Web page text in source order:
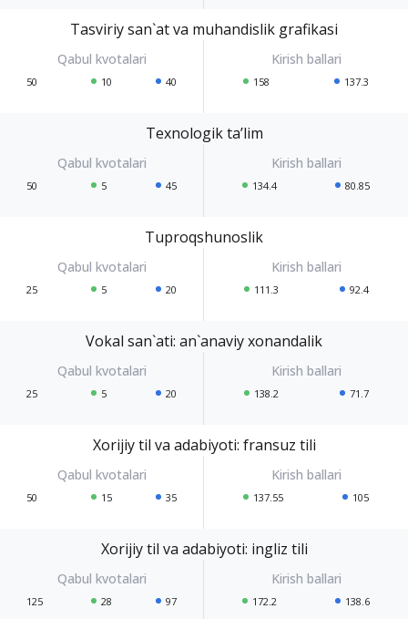
Tasviriy san`at va muhandislik grafikasi
50 10 40 158 137.3
Texnologik ta’lim
50 5 45 134.4 80.85
Tuproqshunoslik
25 5 20 111.3 92.4
Vokal san`ati: an`anaviy xonandalik
25 5 20 138.2 71.7
Xorijiy til va adabiyoti: fransuz tili
50 15 35 137.55 105
Xorijiy til va adabiyoti: ingliz tili
125 28 97 172.2 138.6